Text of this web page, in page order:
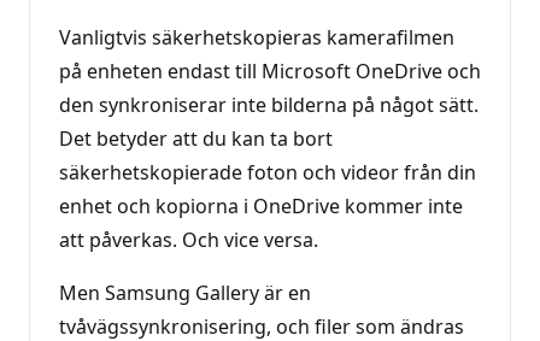
Vanligtvis säkerhetskopieras kamerafilmen
på enheten endast till Microsoft OneDrive och
den synkroniserar inte bilderna på något sätt.
Det betyder att du kan ta bort
säkerhetskopierade foton och videor från din
enhet och kopiorna i OneDrive kommer inte
att påverkas. Och vice versa.
Men Samsung Gallery är en
tvåvägssynkronisering, och filer som ändras